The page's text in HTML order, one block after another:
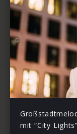
mit “City Lights”